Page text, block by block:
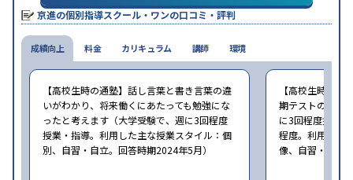
※2024年6月調査。大学受験塾・予備校のアンケート調査方法を参照
京進の個別指導スクール・ワンの口コミ・評判
成績向上
【高校生時の通塾】話し言葉と書き言葉の違
いがわかり、将来働くにあたっても勉強にな
ったと考えます（大学受験で、週に3回程度
授業・指導。利用した主な授業スタイル：個
別、自習・自立。回答時期2024年5月）
【高校生時の通
期テストの点数
に3回程度授業
程度。利用した
像、自習・自立
料金 カリキュラム 講師 環境